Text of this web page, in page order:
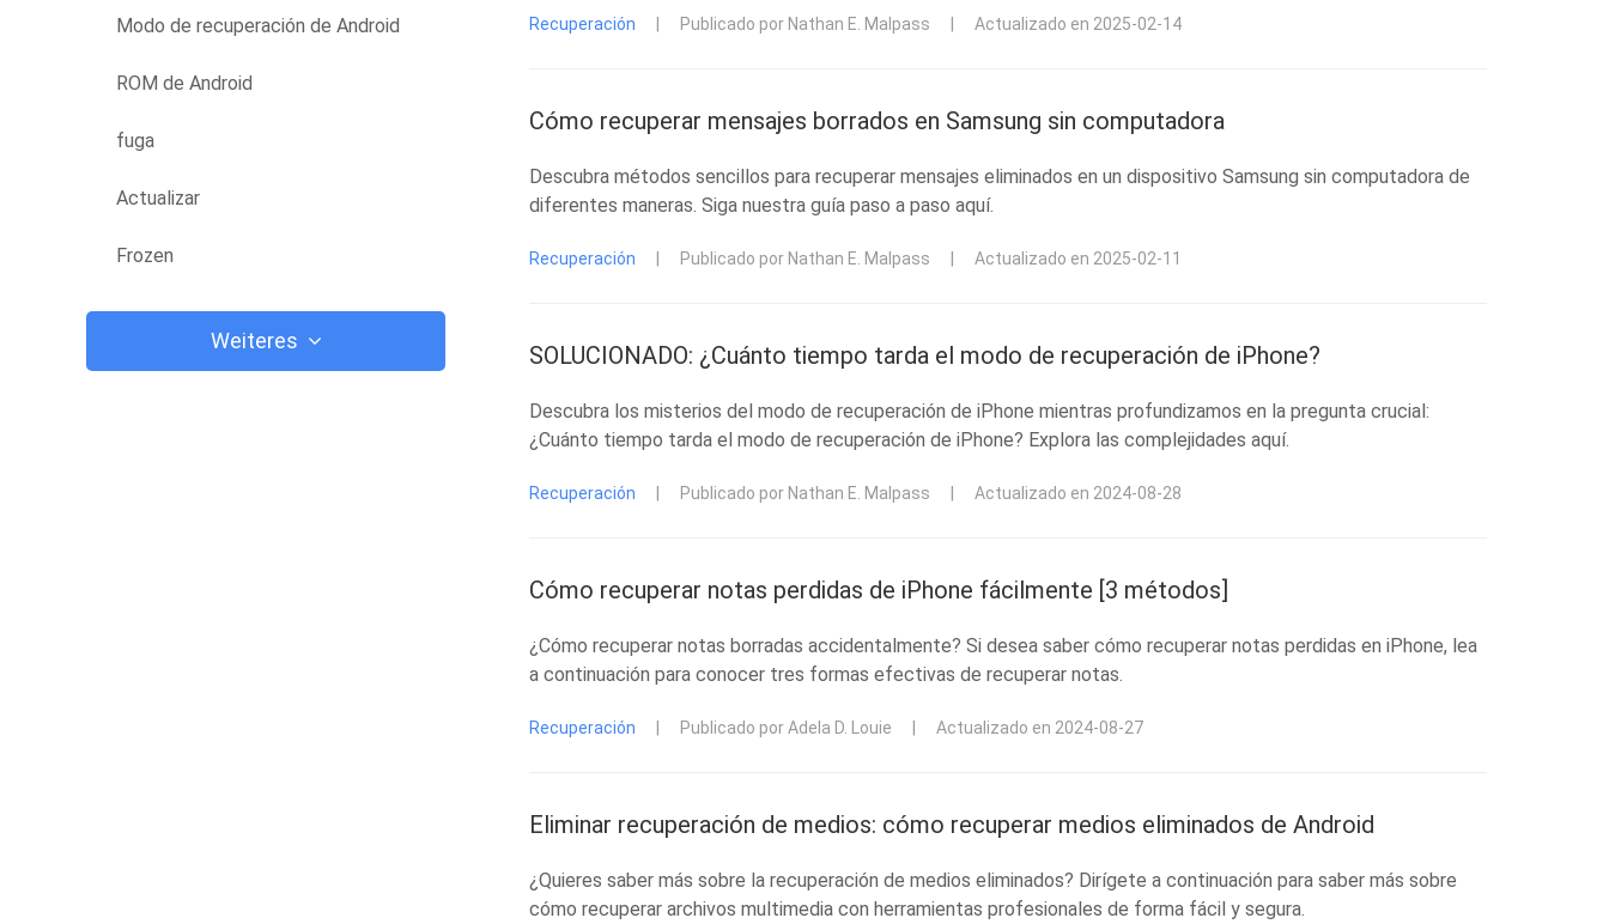
Modo de recuperación de Android
ROM de Android
fuga
Actualizar
Frozen
Weiteres
Recuperación Publicado por Nathan E. Malpass Actualizado en 2025-02-14
Cómo recuperar mensajes borrados en Samsung sin computadora
Descubra métodos sencillos para recuperar mensajes eliminados en un dispositivo Samsung sin computadora de
diferentes maneras. Siga nuestra guía paso a paso aquí.
Recuperación Publicado por Nathan E. Malpass Actualizado en 2025-02-11
SOLUCIONADO: ¿Cuánto tiempo tarda el modo de recuperación de iPhone?
Descubra los misterios del modo de recuperación de iPhone mientras profundizamos en la pregunta crucial:
¿Cuánto tiempo tarda el modo de recuperación de iPhone? Explora las complejidades aquí.
Recuperación Publicado por Nathan E. Malpass Actualizado en 2024-08-28
Cómo recuperar notas perdidas de iPhone fácilmente [3 métodos]
¿Cómo recuperar notas borradas accidentalmente? Si desea saber cómo recuperar notas perdidas en iPhone, lea
a continuación para conocer tres formas efectivas de recuperar notas.
Recuperación Publicado por Adela D. Louie Actualizado en 2024-08-27
Eliminar recuperación de medios: cómo recuperar medios eliminados de Android
¿Quieres saber más sobre la recuperación de medios eliminados? Dirígete a continuación para saber más sobre
cómo recuperar archivos multimedia con herramientas profesionales de forma fácil y segura.